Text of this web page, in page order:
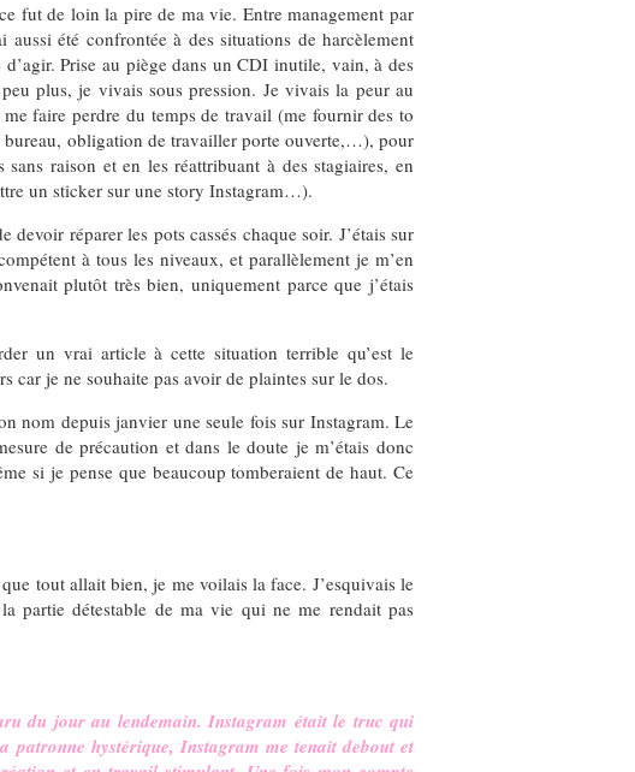
fut de loin la pire de ma vie. Entre management par
été confrontée à des situations de harcèlement
Prise au piège dans un CDI inutile, vain, à des
plus, je vivais sous pression. Je vivais la peur au
faire perdre du temps de travail (me fournir des to
bureau, obligation de travailler porte ouverte,…), pour
raison et en les réattribuant à des stagiaires, en
un sticker sur une story Instagram…).
réparer les pots cassés chaque soir. J’étais sur
à tous les niveaux, et parallèlement je m’en
plutôt très bien, uniquement parce que j’étais
un vrai article à cette situation terrible qu’est le
car je ne souhaite pas avoir de plaintes sur le dos.
nom depuis janvier une seule fois sur Instagram. Le
de précaution et dans le doute je m’étais donc
si je pense que beaucoup tomberaient de haut. Ce
tout allait bien, je me voilais la face. J’esquivais le
partie détestable de ma vie qui ne me rendait pas
du jour au lendemain. Instagram était le truc qui
hystérique, Instagram me tenait debout et